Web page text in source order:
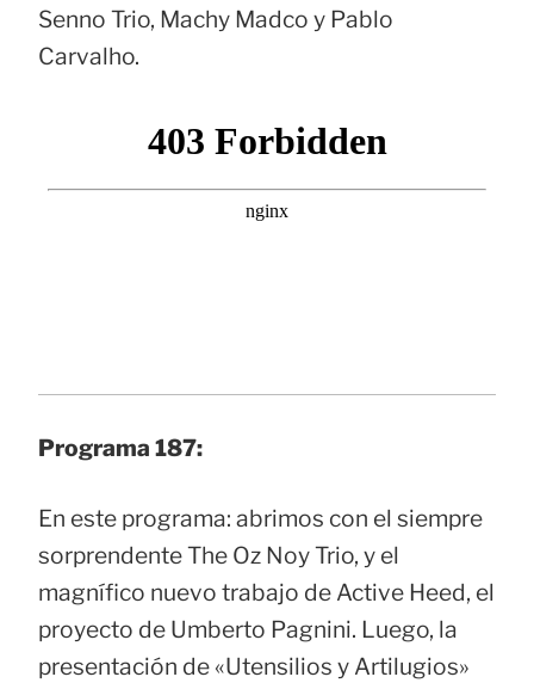
Senno Trio, Machy Madco y Pablo
Carvalho.
Programa 187:
En este programa: abrimos con el siempre
sorprendente The Oz Noy Trio, y el
magnífico nuevo trabajo de Active Heed, el
proyecto de Umberto Pagnini. Luego, la
presentación de «Utensilios y Artilugios»